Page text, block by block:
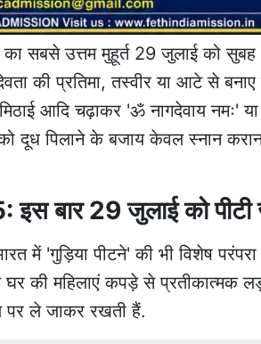
का सबसे उत्तम मुहूर्त 29 जुलाई को
की प्रतिमा, तस्वीर या आटे से
आदि चढ़ाकर 'ॐ नागदेवाय नमः'
को दूध पिलाने के बजाय केवल स्नान
बार 29 जुलाई को पीटी
में 'गुड़िया पीटने' की भी विशेष
घर की महिलाएं कपड़े से प्रतीकात्मक
पर ले जाकर रखती हैं.